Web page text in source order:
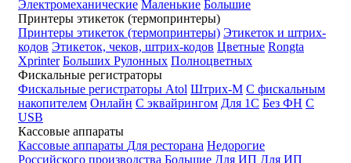
Электромеханические Маленькие Большие
Принтеры этикеток (термопринтеры)
Принтеры этикеток (термопринтеры) Этикеток и штрих-
кодов Этикеток, чеков, штрих-кодов Цветные Rongta
Xprinter Больших Рулонных Полноцветных
Фискальные регистраторы
Фискальные регистраторы Atol Штрих-М С фискальным
накопителем Онлайн С эквайрингом Для 1С Без ФН С
USB
Кассовые аппараты
Кассовые аппараты Для ресторана Недорогие
Российского производства Большие Для ИП Для ИП